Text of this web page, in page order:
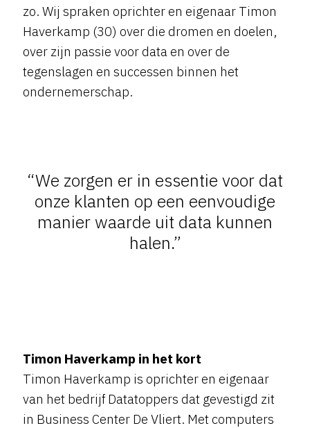
zo. Wij spraken oprichter en eigenaar Timon
Haverkamp (30) over die dromen en doelen,
over zijn passie voor data en over de
tegenslagen en successen binnen het
ondernemerschap.
“We zorgen er in essentie voor dat
onze klanten op een eenvoudige
manier waarde uit data kunnen
halen.”
Timon Haverkamp in het kort
Timon Haverkamp is oprichter en eigenaar
van het bedrijf Datatoppers dat gevestigd zit
in Business Center De Vliert. Met computers